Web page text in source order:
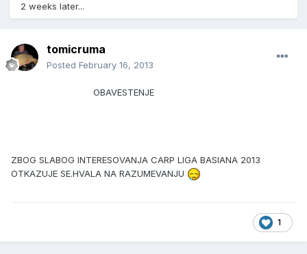
2 weeks later...
tomicruma
Posted February 16, 2013
OBAVESTENJE
ZBOG SLABOG INTERESOVANJA CARP LIGA BASIANA 2013
OTKAZUJE SE.HVALA NA RAZUMEVANJU
1